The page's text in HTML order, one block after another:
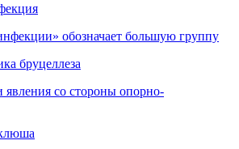
обозначает большую группу
бруцеллеза
явления со стороны опорно-